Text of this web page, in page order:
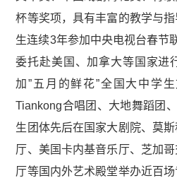
杯等奖项，具有丰富的教学与
生连续3年参加中央电视台春节
委托赴美国、加拿大等国家进
加”五月的鲜花”全国大中学
Tiankong合唱团、大地舞蹈团
生团体先后在国家大剧院、莫
厅、美国卡内基音乐厅、芝加
厅等国内外艺术殿堂举办近百场